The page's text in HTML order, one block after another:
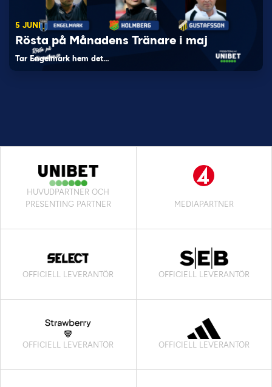
5 JUNI
Rösta på Månadens Tränare i maj
Tar Engelmark hem det…
HUVUDPARTNER OCH
PRESENTING PARTNER
MEDIAPARTNER
OFFICIELL LEVERANTÖR OFFICIELL LEVERANTÖR
OFFICIELL LEVERANTÖR OFFICIELL LEVERANTÖR